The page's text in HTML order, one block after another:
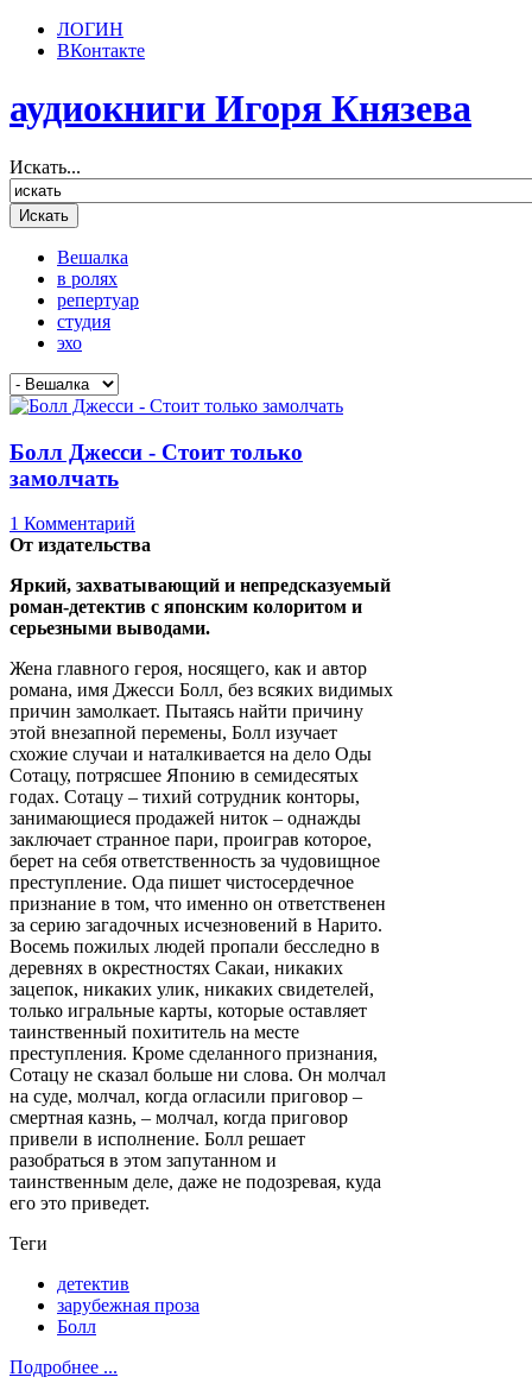
ЛОГИН
ВКонтакте
аудиокниги Игоря Князева
Искать...
Вешалка
в ролях
репертуар
студия
эхо
Болл Джесси - Стоит только
замолчать
1 Комментарий
От издательства
Яркий, захватывающий и непредсказуемый
роман-детектив с японским колоритом и
серьезными выводами.
Жена главного героя, носящего, как и автор
романа, имя Джесси Болл, без всяких видимых
причин замолкает. Пытаясь найти причину
этой внезапной перемены, Болл изучает
схожие случаи и наталкивается на дело Оды
Сотацу, потрясшее Японию в семидесятых
годах. Сотацу – тихий сотрудник конторы,
занимающиеся продажей ниток – однажды
заключает странное пари, проиграв которое,
берет на себя ответственность за чудовищное
преступление. Ода пишет чистосердечное
признание в том, что именно он ответственен
за серию загадочных исчезновений в Нарито.
Восемь пожилых людей пропали бесследно в
деревнях в окрестностях Сакаи, никаких
зацепок, никаких улик, никаких свидетелей,
только игральные карты, которые оставляет
таинственный похититель на месте
преступления. Кроме сделанного признания,
Сотацу не сказал больше ни слова. Он молчал
на суде, молчал, когда огласили приговор –
смертная казнь, – молчал, когда приговор
привели в исполнение. Болл решает
разобраться в этом запутанном и
таинственным деле, даже не подозревая, куда
его это приведет.
Теги
детектив
зарубежная проза
Болл
Подробнее ...